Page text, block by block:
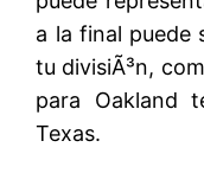
a la final puede
tu divisiÃ³n,
para Oakland
Texas.